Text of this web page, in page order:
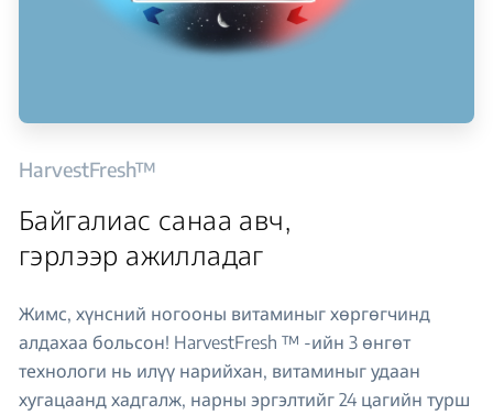
HarvestFresh™
Байгалиас санаа авч,
гэрлээр ажилладаг
Жимс, хүнсний ногооны витаминыг хөргөгчинд
алдахаа больсон! HarvestFresh ™ -ийн 3 өнгөт
технологи нь илүү нарийхан, витаминыг удаан
хугацаанд хадгалж, нарны эргэлтийг 24 цагийн турш